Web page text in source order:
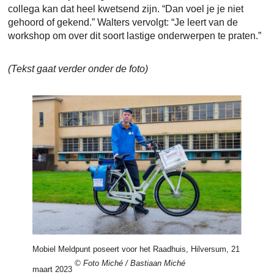
collega kan dat heel kwetsend zijn. “Dan voel je je niet
gehoord of gekend.” Walters vervolgt: “Je leert van de
workshop om over dit soort lastige onderwerpen te praten.”
(Tekst gaat verder onder de foto)
Mobiel Meldpunt poseert voor het Raadhuis, Hilversum, 21
maart 2023
© Foto Miché / Bastiaan Miché